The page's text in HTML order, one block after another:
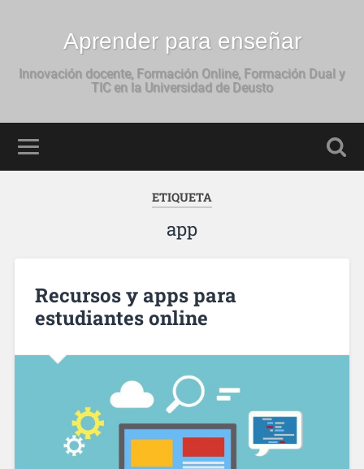
Aprender para enseñar
Innovación docente, Formación Online, Formación Dual y
TIC en la Universidad de Deusto
ETIQUETA
app
Recursos y apps para
estudiantes online